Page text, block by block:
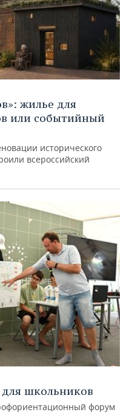
жилье для
или событийный
исторического
всероссийский
школьников
форум